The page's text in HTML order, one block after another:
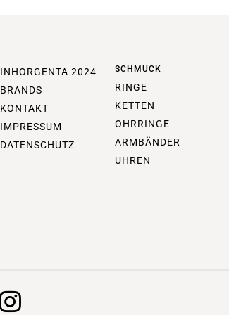
INHORGENTA 2024
BRANDS
KONTAKT
IMPRESSUM
DATENSCHUTZ
SCHMUCK
RINGE
KETTEN
OHRRINGE
ARMBÄNDER
UHREN